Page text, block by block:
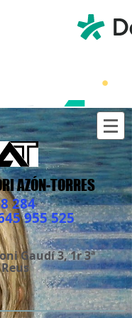
AZÓN-TORRES
284
955 525
Gaudí 3, 1r 3ª
Reus